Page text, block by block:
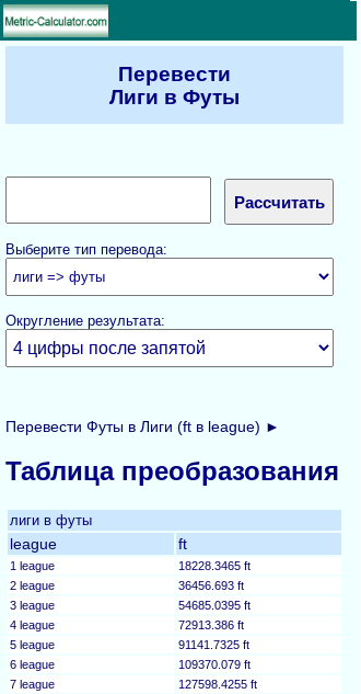
Перевести
Лиги в Футы
Выберите тип перевода:
Округление результата:
Перевести Футы в Лиги (ft в league) ►
Таблица преобразования
лиги в футы
league ft
1 league
18228.3465 ft
2 league
36456.693 ft
3 league
54685.0395 ft
4 league
72913.386 ft
5 league
91141.7325 ft
6 league
109370.079 ft
7 league
127598.4255 ft